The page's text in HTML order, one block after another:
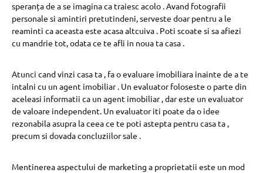
speranța de a se imagina ca traiesc acolo . Avand fotografii
personale si amintiri pretutindeni, serveste doar pentru a le
reaminti ca aceasta este acasa altcuiva . Poti scoate si sa afiezi
cu mandrie tot, odata ce te afli in noua ta casa .
Atunci cand vinzi casa ta , fa o evaluare imobiliara inainte de a te
intalni cu un agent imobiliar . Un evaluator foloseste o parte din
aceleasi informatii ca un agent imobiliar , dar este un evaluator
de valoare independent. Un evaluator iti poate da o idee
rezonabila asupra la ceea ce te poti astepta pentru casa ta ,
precum si dovada concluziilor sale .
Mentinerea aspectului de marketing a proprietatii este un mod